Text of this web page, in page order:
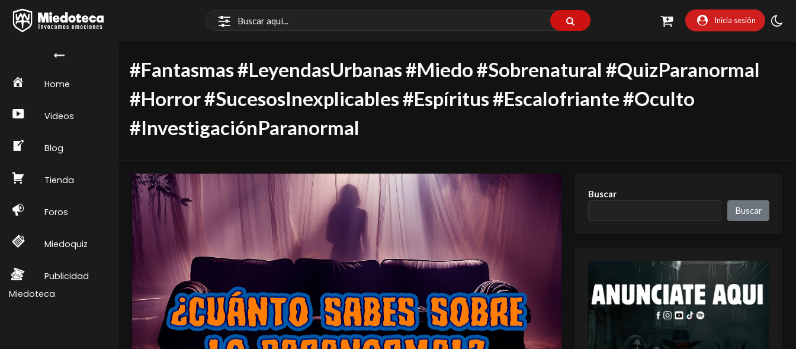
Inicia sesión
Home
Videos
Blog
Tienda
Foros
Miedoquiz
Publicidad
Miedoteca
#Fantasmas #LeyendasUrbanas #Miedo #Sobrenatural #QuizParanormal
#Horror #SucesosInexplicables #Espíritus #Escalofriante #Oculto
#InvestigaciónParanormal
Buscar
Buscar